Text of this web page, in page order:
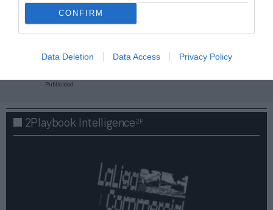
CONFIRM
Data Deletion Data Access Privacy Policy
¡Haz click aquí y accede sin límites a contenidos
Publicidad
2Playbook Intelligence2P